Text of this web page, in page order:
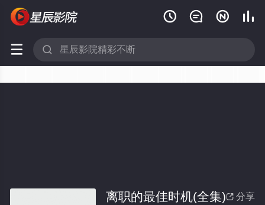
   
 
 分享
离职的最佳时机(全集)